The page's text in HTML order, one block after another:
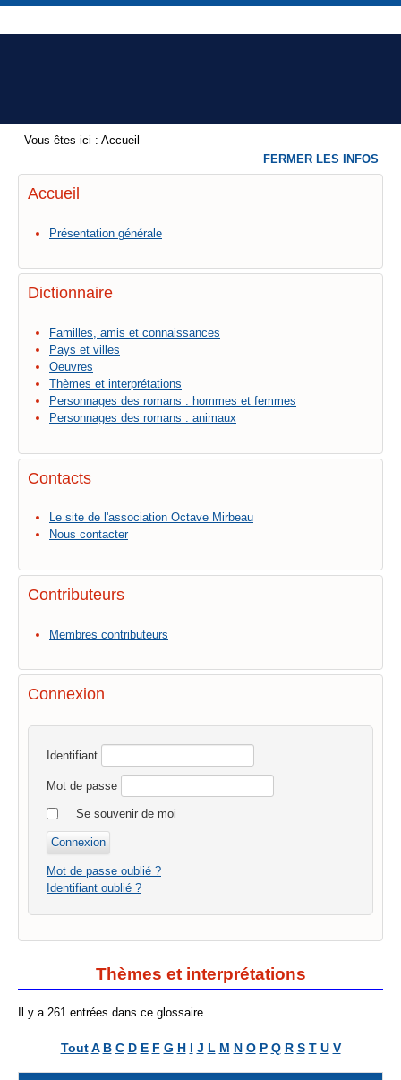
Vous êtes ici : Accueil
Accueil
Présentation générale
Dictionnaire
Familles, amis et connaissances
Pays et villes
Oeuvres
Thèmes et interprétations
Personnages des romans : hommes et femmes
Personnages des romans : animaux
Contacts
Le site de l'association Octave Mirbeau
Nous contacter
Contributeurs
Membres contributeurs
Connexion
Identifiant
Mot de passe
Se souvenir de moi
Mot de passe oublié ?
Identifiant oublié ?
Thèmes et interprétations
Il y a 261 entrées dans ce glossaire.
Tout A B C D E F G H I J L M N O P Q R S T U V
FERMER LES INFOS